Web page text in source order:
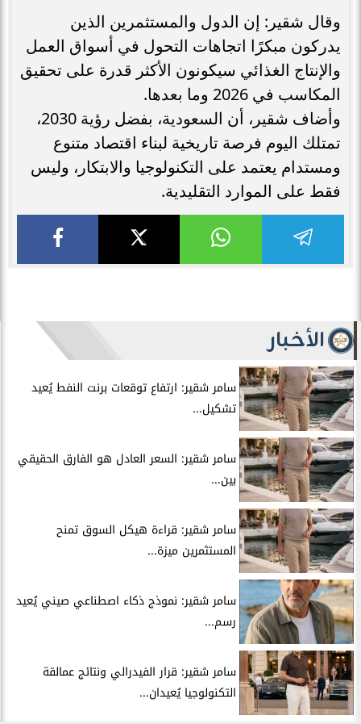
وقال شقير: إن الدول والمستثمرين الذين
يدركون مبكرًا اتجاهات التحول في أسواق العمل
والإنتاج الغذائي سيكونون الأكثر قدرة على تحقيق
المكاسب في 2026 وما بعدها.
وأضاف شقير، أن السعودية، بفضل رؤية 2030،
تمتلك اليوم فرصة تاريخية لبناء اقتصاد متنوع
ومستدام يعتمد على التكنولوجيا والابتكار، وليس
فقط على الموارد التقليدية.
الأخبار
سامر شقير: ارتفاع توقعات برنت النفط يُعيد
تشكيل...
سامر شقير: السعر العادل هو الفارق الحقيقي
بين...
سامر شقير: قراءة هيكل السوق تمنح
المستثمرين ميزة...
سامر شقير: نموذج ذكاء اصطناعي صيني يُعيد
رسم...
سامر شقير: قرار الفيدرالي ونتائج عمالقة
التكنولوجيا يُعيدان...